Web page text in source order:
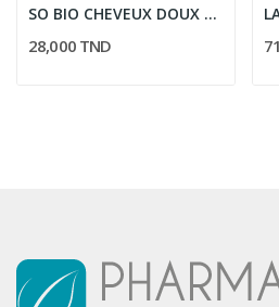
SO BIO CHEVEUX DOUX SHAMPOING AMANDE &...
28,000 TND